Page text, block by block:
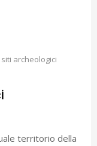
archeologici
territorio della